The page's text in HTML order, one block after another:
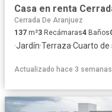
Casa en renta
Cerrada De Aranjuez
137 m²3 Recámaras4 Baños
·Jardín·Terraza·Cuarto de
Actualizado hace 3 semanas